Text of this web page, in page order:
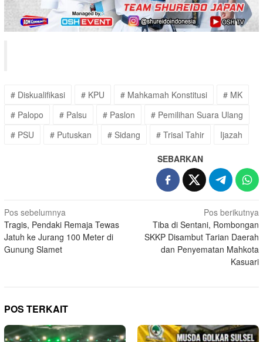
# Diskualifikasi # KPU # Mahkamah Konstitusi
# MK
# Palopo
# Palsu # Paslon
# Pemilihan Suara Ulang
# PSU
# Putuskan # Sidang # Trisal Tahir Ijazah
SEBARKAN
Navigasi
pos
Pos sebelumnya
Tragis, Pendaki Remaja Tewas
Jatuh ke Jurang 100 Meter di
Gunung Slamet
Pos berikutnya
Tiba di Sentani, Rombongan
SKKP Disambut Tarian Daerah
dan Penyematan Mahkota
Kasuari
POS TERKAIT